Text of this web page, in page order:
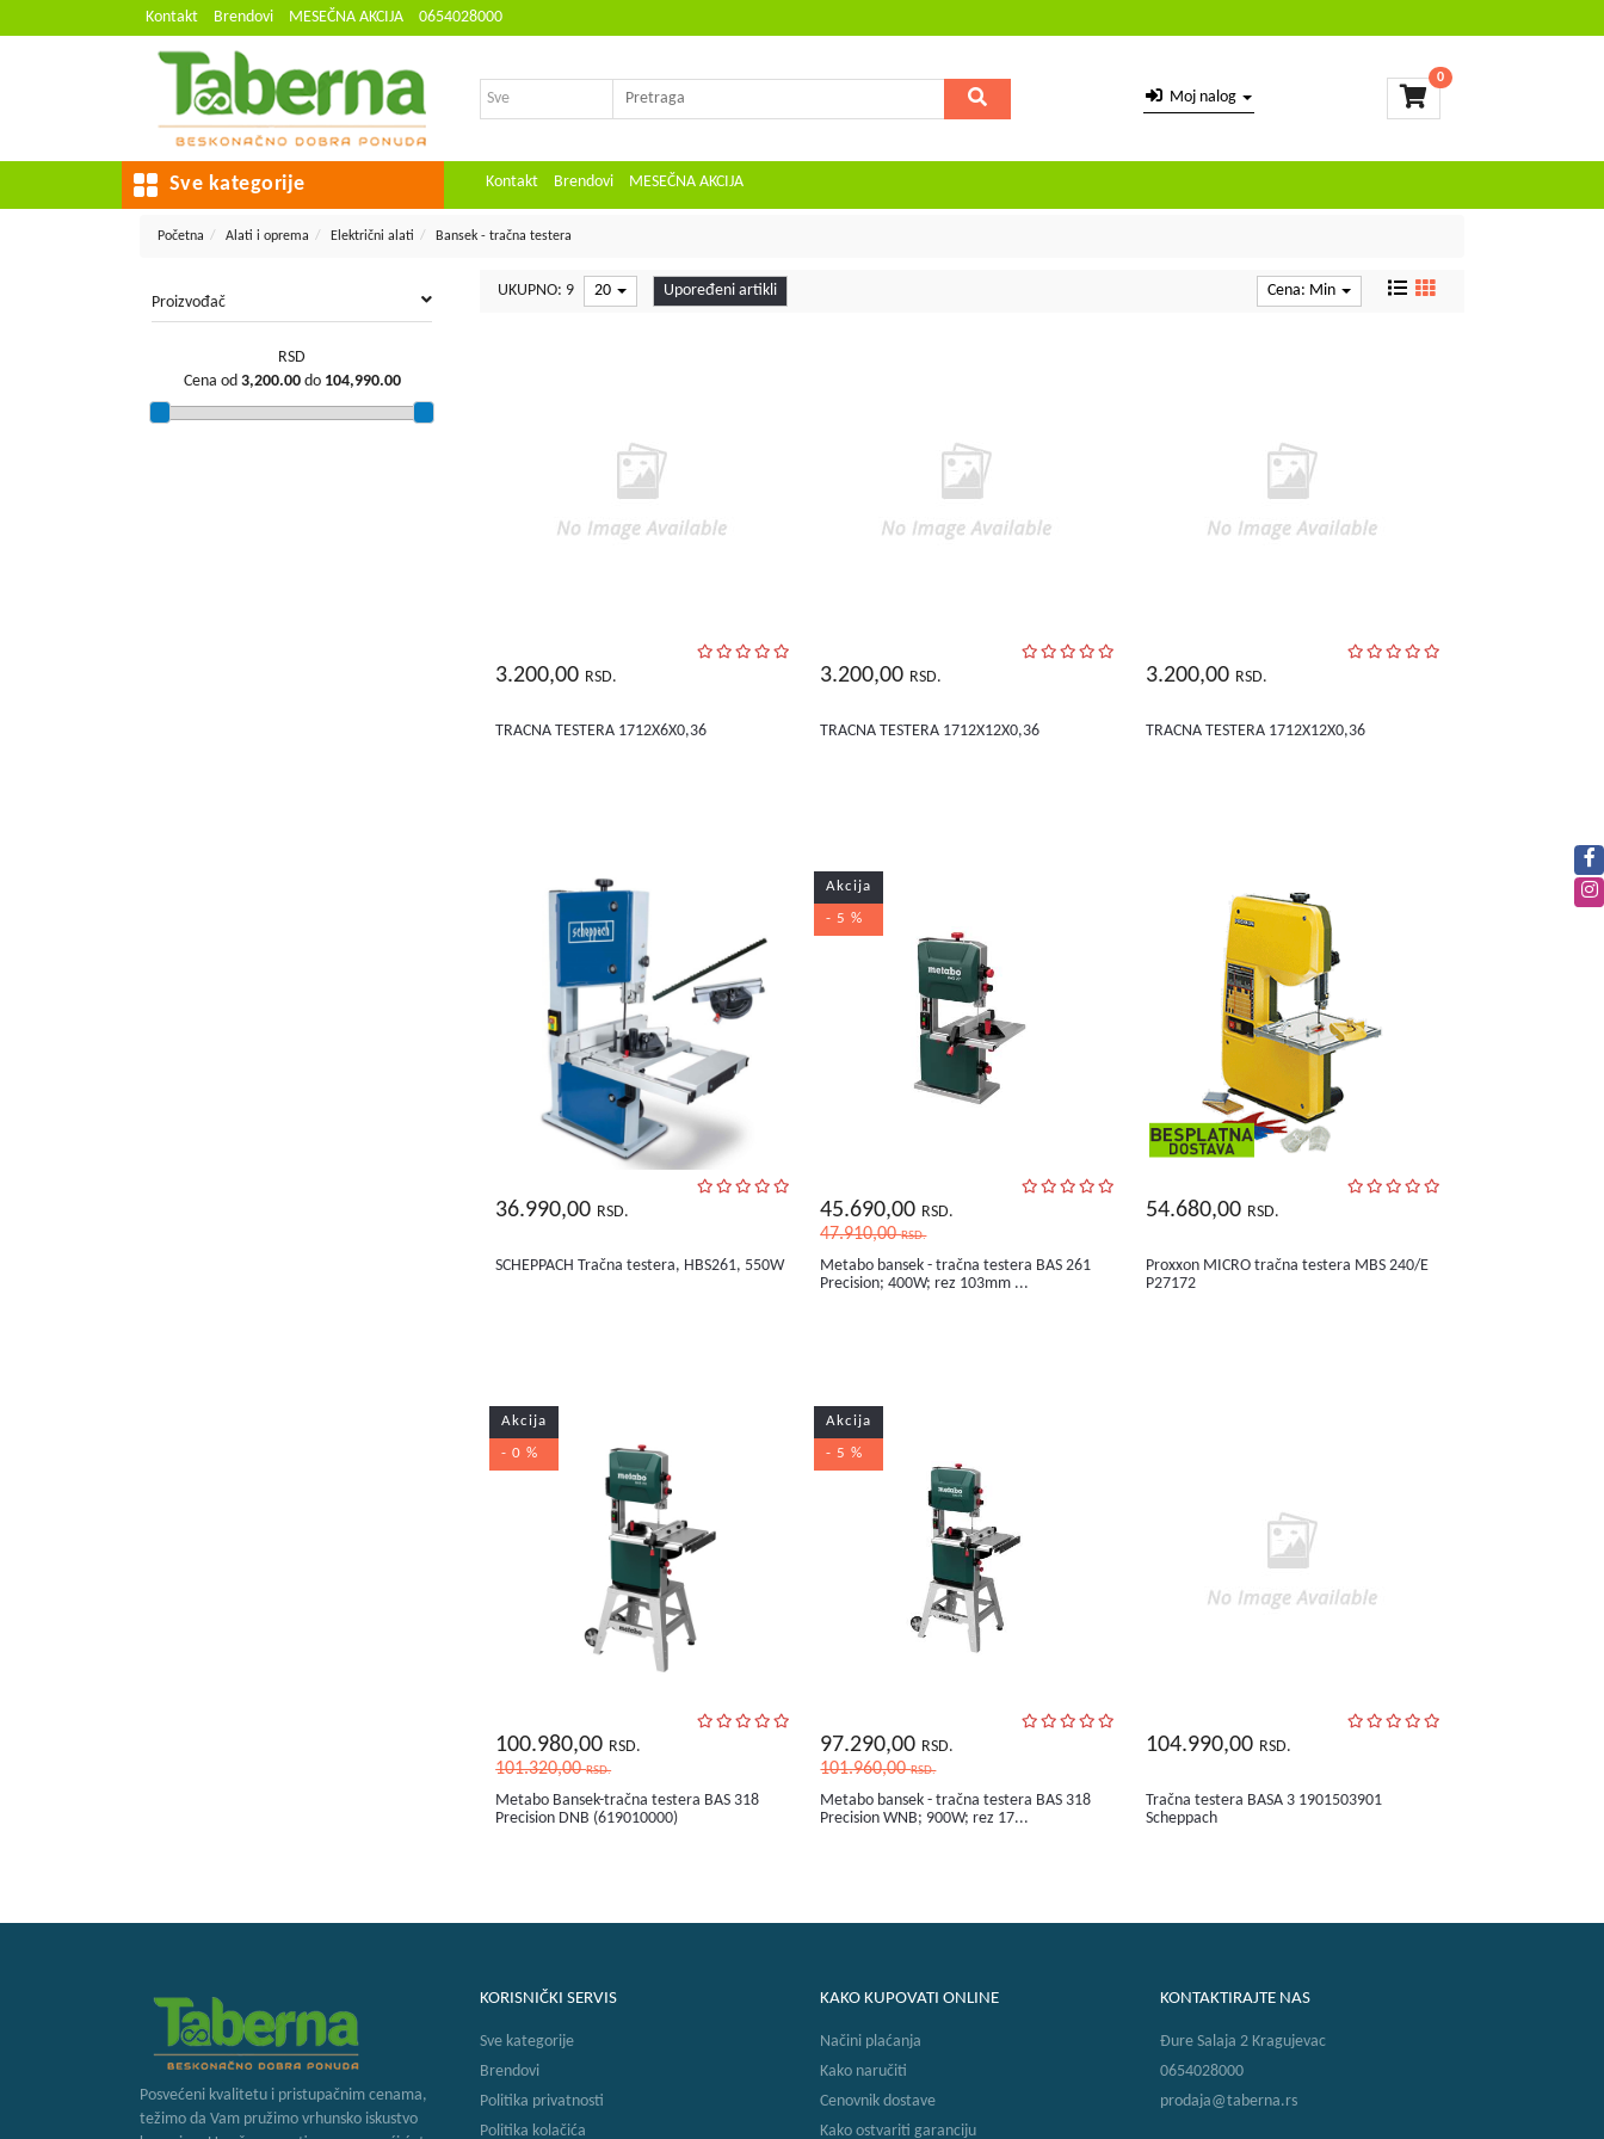
Kontakt Brendovi MESEČNA AKCIJA 0654028000
Moj nalog
0
Sve kategorije Kontakt Brendovi MESEČNA AKCIJA
Početna Alati i oprema Električni alati Bansek - tračna testera
Proizvođač
RSD
Cena od 3,200.00do 104,990.00
UKUPNO: 9 20 Upoređeni artikli Cena: Min
3.200,00 RSD.
TRACNA TESTERA 1712X6X0,36
3.200,00 RSD.
TRACNA TESTERA 1712X12X0,36
3.200,00 RSD.
TRACNA TESTERA 1712X12X0,36
36.990,00 RSD.
SCHEPPACH Tračna testera, HBS261, 550W
Akcija
- 5 %
45.690,00 RSD.
47.910,00RSD.
Metabo bansek - tračna testera BAS 261
Precision; 400W; rez 103mm ...
54.680,00 RSD.
Proxxon MICRO tračna testera MBS 240/E
P27172
Akcija
- 0 %
100.980,00 RSD.
101.320,00RSD.
Metabo Bansek-tračna testera BAS 318
Precision DNB (619010000)
Akcija
- 5 %
97.290,00 RSD.
101.960,00RSD.
Metabo bansek - tračna testera BAS 318
Precision WNB; 900W; rez 17...
104.990,00 RSD.
Tračna testera BASA 3 1901503901
Scheppach
Posvećeni kvalitetu i pristupačnim cenama,
težimo da Vam pružimo vrhunsko iskustvo
KORISNIČKI SERVIS
Sve kategorije
Brendovi
Politika privatnosti
Politika kolačića
KAKO KUPOVATI ONLINE
Načini plaćanja
Kako naručiti
Cenovnik dostave
Kako ostvariti garanciju
KONTAKTIRAJTE NAS
Đure Salaja 2 Kragujevac
0654028000
prodaja@taberna.rs